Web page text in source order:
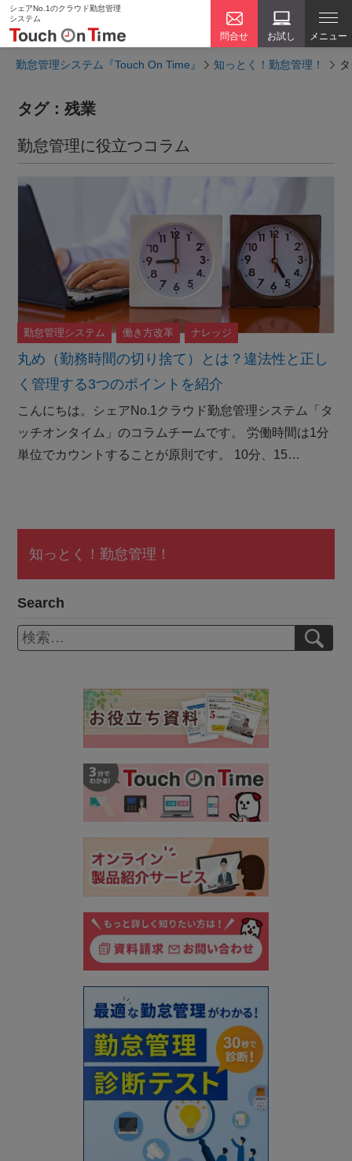
メニュー
シェアNo.1のクラウド勤怠管理
システム
問合せ お試し
勤怠管理システム『Touch On Time』 知っとく！勤怠管理！
タグ：残業
勤怠管理に役立つコラム
丸め（勤務時間の切り捨て）とは？違法性と正し
く管理する3つのポイントを紹介
勤怠管理システム 働き方改革 ナレッジ
こんにちは。シェアNo.1クラウド勤怠管理システム「タ
ッチオンタイム」のコラムチームです。 労働時間は1分
単位でカウントすることが原則です。 10分、15…
知っとく！勤怠管理！
Search